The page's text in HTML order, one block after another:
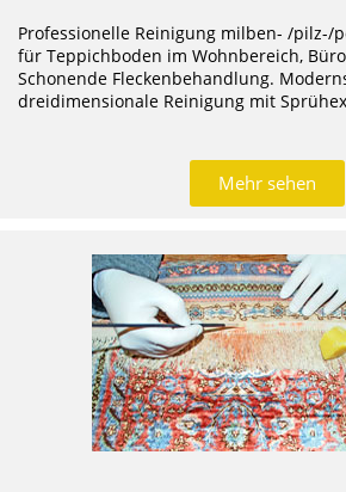
Professionelle Reinigung milben- /pilz-/
für Teppichboden im Wohnbereich,
Schonende Fleckenbehandlung.
dreidimensionale Reinigung mit
Mehr sehen